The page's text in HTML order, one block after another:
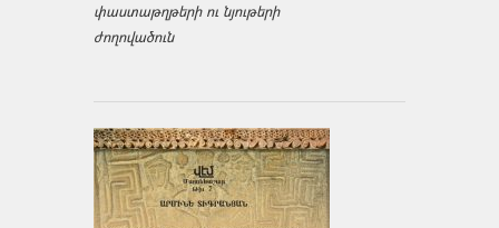
փաստաթղթերի ու նյութերի
ժողովածուն